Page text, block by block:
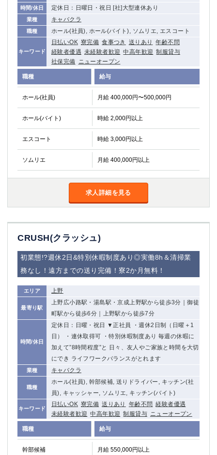
時間/休日 定休日：日曜日・祝日 [社]大型連休あり
業種 キャバクラ
職種 ホール(社員), ホール(バイト), ソムリエ, エスコート
キーワード
日払いOK 寮完備 食事つき 送りあり
年齢不問
経験者優遇 未経験者歓迎 中高年歓迎 制服貸与
社保完備
ニューオープン
職種 給与
ホール(社員) 月給 400,000円〜500,000円
ホール(バイト) 時給 2,000円以上
エスコート 時給 3,000円以上
ソムリエ 月給 400,000円以上
求人詳細を見る
CRUSH(クラッシュ)
初業態!?週休2日&特別休暇制度あり◎実働8h＆清掃業
務なし！遠方までの送り完備！寮2か月無料！
エリア 上野
最寄り駅
上野広小路駅・湯島駅・京成上野駅から徒歩3分｜御徒
町駅から徒歩6分｜上野駅から徒歩7分
時間/休日
定休日：日曜・祝日 ▼正社員 ・週休2日制（日曜＋1
日） ・連休取得可 ・特別休暇制度あり 毎週の休暇に
加えて”8時間程度”と 日々、友人やご家族と時間を大切
にでき ライフワークバランスがとれます
業種 キャバクラ
職種
ホール(社員), 幹部候補, 送りドライバー, キッチン(社
員), キャッシャー, ソムリエ, キッチン(バイト)
キーワード
日払いOK 寮完備 送りあり 年齢不問 経験者優遇
未経験者歓迎 中高年歓迎 制服貸与 ニューオープン
職種 給与
幹部候補 月給 550,000円以上